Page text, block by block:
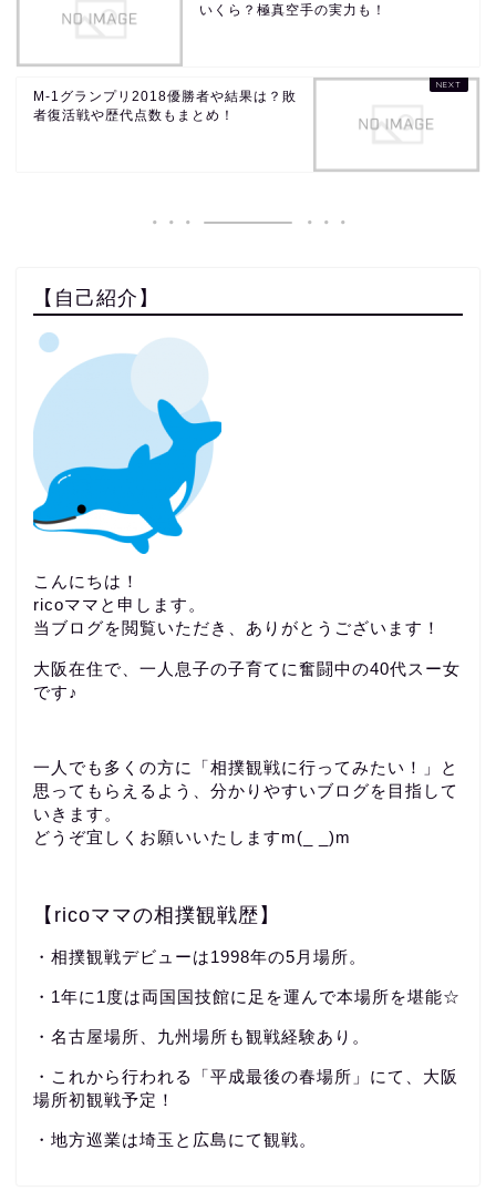
いくら？極真空手の実力も！
M-1グランプリ2018優勝者や結果は？敗
者復活戦や歴代点数もまとめ！
【自己紹介】
こんにちは！
ricoママと申します。
当ブログを閲覧いただき、ありがとうございます！
大阪在住で、一人息子の子育てに奮闘中の40代スー女
です♪
一人でも多くの方に「相撲観戦に行ってみたい！」と
思ってもらえるよう、分かりやすいブログを目指して
いきます。
どうぞ宜しくお願いいたしますm(_ _)m
【ricoママの相撲観戦歴】
・相撲観戦デビューは1998年の5月場所。
・1年に1度は両国国技館に足を運んで本場所を堪能☆
・名古屋場所、九州場所も観戦経験あり。
・これから行われる「平成最後の春場所」にて、大阪
場所初観戦予定！
・地方巡業は埼玉と広島にて観戦。